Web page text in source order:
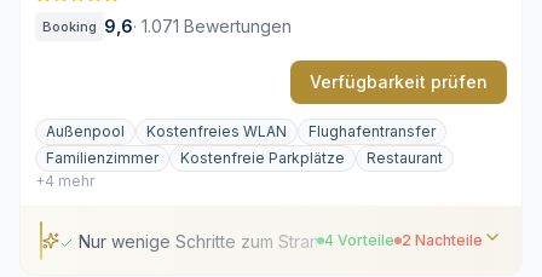
Booking 9,6· 1.071 Bewertungen
Verfügbarkeit prüfen
Außenpool Kostenfreies WLAN
Flughafentransfer
Familienzimmer
Kostenfreie Parkplätze
Restaurant
+4 mehr
Nur wenige Schritte zum Strand von Kamari
4 Vorteile 2 Nachteile